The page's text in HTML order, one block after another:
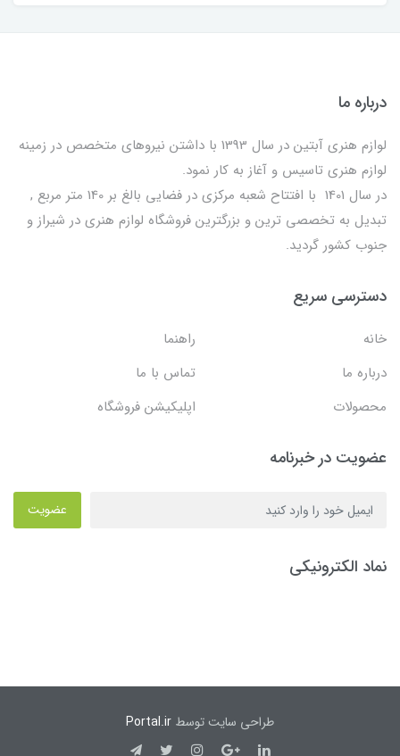
درباره ما
لوازم هنری آبتین در سال 1393 با داشتن نیروهای متخصص در زمینه
لوازم هنری تاسیس و آغاز به کار نمود.
در سال 1401 با افتتاح شعبه مرکزی در فضایی بالغ بر 140 متر مربع ,
تبدیل به تخصصی ترین و بزرگترین فروشگاه لوازم هنری در شیراز و
جنوب کشور گردید.
دسترسی سریع
خانه
راهنما
درباره ما
تماس با ما
محصولات
اپلیکیشن فروشگاه
عضویت در خبرنامه
عضویت
نماد الکترونیکی
طراحی سایت توسط Portal.ir